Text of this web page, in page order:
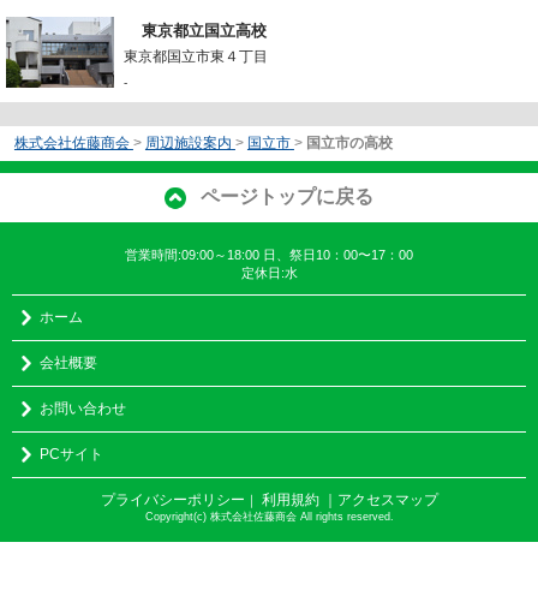
東京都立国立高校
東京都国立市東４丁目
-
株式会社佐藤商会 > 周辺施設案内 > 国立市 > 国立市の高校
ページトップに戻る
営業時間:09:00～18:00 日、祭日10：00〜17：00
定休日:水
ホーム
会社概要
お問い合わせ
PCサイト
プライバシーポリシー ｜ 利用規約 ｜アクセスマップ
Copyright(c) 株式会社佐藤商会 All rights reserved.